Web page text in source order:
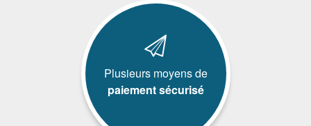
Plusieurs moyens de
paiement sécurisé